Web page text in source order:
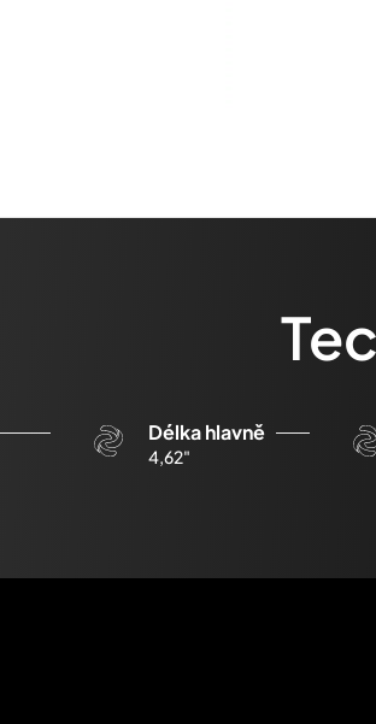
Délka hlavně
4,62"